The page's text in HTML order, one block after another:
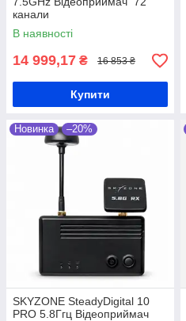
канали
В наявності
14 999,17 ₴ 16 853 ₴
Купити
Новинка –20%
SKYZONE SteadyDigital 10
PRO 5.8Ггц Відеоприймач